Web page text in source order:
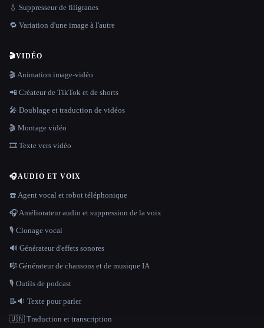
💧 Suppresseur de filigranes
🔁 Variation d'une image à l'autre
🎬VIDÉO
🎬 Animation image-vidéo
📲 Créateur de TikTok et de shorts
🎤 Doublage et traduction de vidéos
🎬 Montage vidéo
🎞️ Texte vers vidéo
🎧AUDIO ET VOIX
☎️ Agent vocal et robot téléphonique
🎧 Améliorateur audio et suppression de la voix
🎙️ Clonage vocal
🔊 Générateur d'effets sonores
🎼 Générateur de chansons et de musique IA
🎙️ Outils de podcast
📝🔉 Texte pour parler
🇺🇳 Traduction et transcription